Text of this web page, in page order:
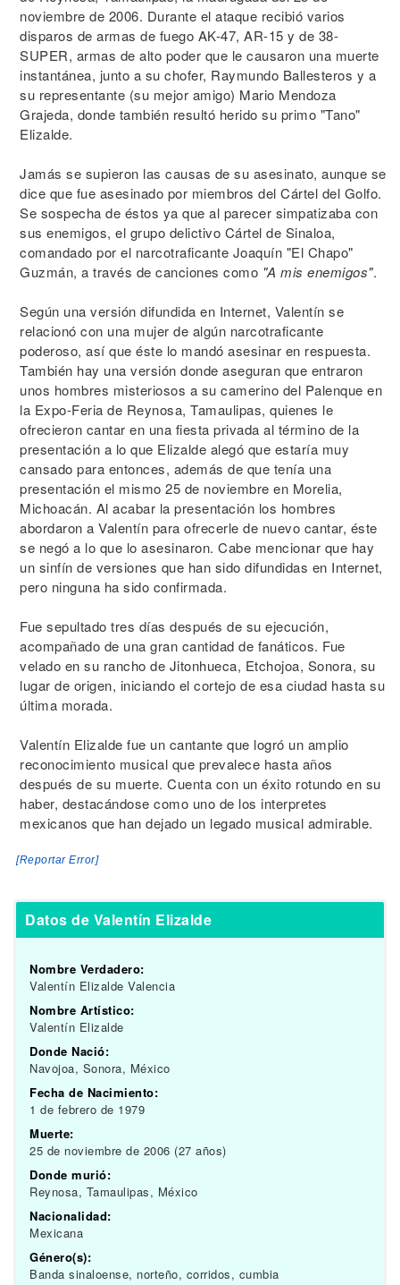
noviembre de 2006. Durante el ataque recibió varios
disparos de armas de fuego AK-47, AR-15 y de 38-
SUPER, armas de alto poder que le causaron una muerte
instantánea, junto a su chofer, Raymundo Ballesteros y a
su representante (su mejor amigo) Mario Mendoza
Grajeda, donde también resultó herido su primo "Tano"
Elizalde.
Jamás se supieron las causas de su asesinato, aunque se
dice que fue asesinado por miembros del Cártel del Golfo.
Se sospecha de éstos ya que al parecer simpatizaba con
sus enemigos, el grupo delictivo Cártel de Sinaloa,
comandado por el narcotraficante Joaquín "El Chapo"
Guzmán, a través de canciones como "A mis enemigos".
Según una versión difundida en Internet, Valentín se
relacionó con una mujer de algún narcotraficante
poderoso, así que éste lo mandó asesinar en respuesta.
También hay una versión donde aseguran que entraron
unos hombres misteriosos a su camerino del Palenque en
la Expo-Feria de Reynosa, Tamaulipas, quienes le
ofrecieron cantar en una fiesta privada al término de la
presentación a lo que Elizalde alegó que estaría muy
cansado para entonces, además de que tenía una
presentación el mismo 25 de noviembre en Morelia,
Michoacán. Al acabar la presentación los hombres
abordaron a Valentín para ofrecerle de nuevo cantar, éste
se negó a lo que lo asesinaron. Cabe mencionar que hay
un sinfín de versiones que han sido difundidas en Internet,
pero ninguna ha sido confirmada.
Fue sepultado tres días después de su ejecución,
acompañado de una gran cantidad de fanáticos. Fue
velado en su rancho de Jitonhueca, Etchojoa, Sonora, su
lugar de origen, iniciando el cortejo de esa ciudad hasta su
última morada.
Valentín Elizalde fue un cantante que logró un amplio
reconocimiento musical que prevalece hasta años
después de su muerte. Cuenta con un éxito rotundo en su
haber, destacándose como uno de los interpretes
mexicanos que han dejado un legado musical admirable.
[Reportar Error]
Datos de Valentín Elizalde
Nombre Verdadero:
Valentín Elizalde Valencia
Nombre Artístico:
Valentín Elizalde
Donde Nació:
Navojoa, Sonora, México
Fecha de Nacimiento:
1 de febrero de 1979
Muerte:
25 de noviembre de 2006 (27 años)
Donde murió:
Reynosa, Tamaulipas, México
Nacionalidad:
Mexicana
Género(s):
Banda sinaloense, norteño, corridos, cumbia